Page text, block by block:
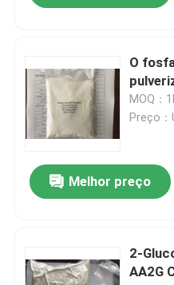
O
MOQ：
Preço：
Melhor preço
2-
AA2G